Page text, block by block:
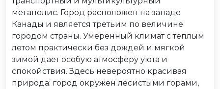
мегаполис. Город расположен на западе
Канады и является третьим по величине
городом страны. Умеренный климат с теплым
летом практически без дождей и мягкой
зимой дает особую атмосферу уюта и
спокойствия. Здесь невероятно красивая
природа: город окружен лесистыми горами,